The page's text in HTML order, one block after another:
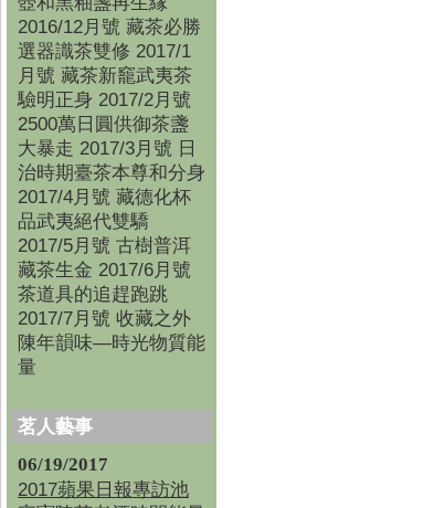
2016/12月號 藏茶必勝
選器識茶雙修 2017/1
月號 藏茶新竉武夷茶
驗明正身 2017/2月號
2500萬日圓供御茶盞
大暴走 2017/3月號 日
治時期臺茶本尊和分身
2017/4月號 藏德化杯
品武夷絕代雙驕
2017/5月號 古樹普洱
藏茶生金 2017/6月號
茶道具的追趕跑跳
2017/7月號 收藏之外
陳年韻味—時光物質能
量
茗人藝事
06/19/2017
2017蘋果日報專訪池